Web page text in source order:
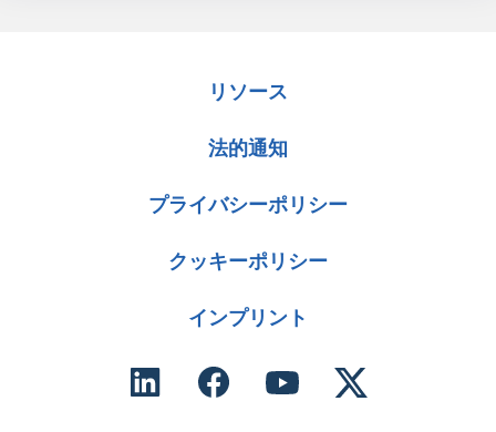
リソース
法的通知
プライバシーポリシー
クッキーポリシー
インプリント